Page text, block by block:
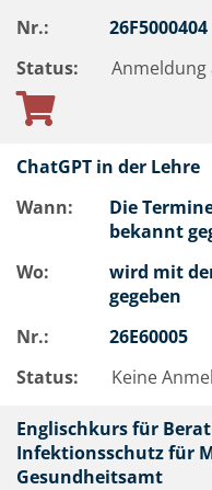
Nr.:
26F5000404
Status:
ChatGPT in der Lehre
Wann:
Die
bekannt
Wo:
wird mit
gegeben
Nr.:
26E60005
Status:
Keine
Englischkurs für
Infektionsschutz für
Gesundheitsamt